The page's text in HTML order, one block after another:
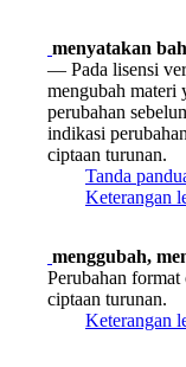
menyatakan
— Pada lisensi
mengubah materi
perubahan
indikasi
ciptaan turunan.
Tanda
Keterangan
menggubah,
Perubahan
ciptaan turunan.
Keterangan